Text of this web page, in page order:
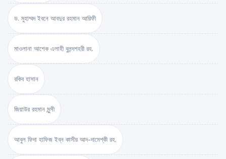
ড. মুহাম্মদ ইবনে আবদুর রহমান আরিফী
মাওলানা আশেক এলাহী বুলন্দশহরী রহ.
রকিব হাসান
জিয়াউর রহমান মুন্সী
আবুল ফিদা হাফিজ ইব্‌ন কাসীর আদ-দামেশ্‌কী রহ.